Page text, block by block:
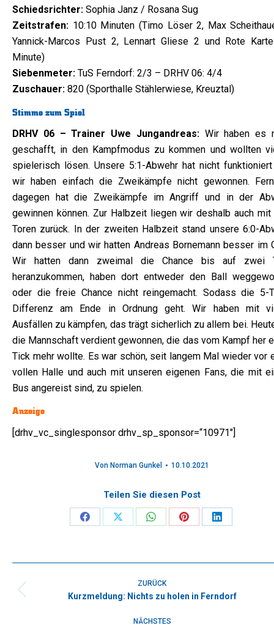
Schiedsrichter: Sophia Janz / Rosana Sug
Zeitstrafen: 10:10 Minuten (Timo Löser 2, Max
Yannick-Marcos Pust 2, Lennart Gliese 2 und Rote
Minute)
Siebenmeter: TuS Ferndorf: 2/3 – DRHV 06: 4/4
Zuschauer: 820 (Sporthalle Stählerwiese, Kreuztal)
Stimme zum Spiel
DRHV 06 – Trainer Uwe Jungandreas:Wir haben es
geschafft, in den Kampfmodus zu kommen und wollten
spielerisch lösen. Unsere 5:1-Abwehr hat nicht
wir haben einfach die Zweikämpfe nicht gewonnen.
dagegen hat die Zweikämpfe im Angriff und in der
gewinnen können. Zur Halbzeit liegen wir deshalb auch
Toren zurück. In der zweiten Halbzeit stand unsere 6:0-
dann besser und wir hatten Andreas Bornemann besser im
Wir hatten dann zweimal die Chance bis auf zwei
heranzukommen, haben dort entweder den Ball
oder die freie Chance nicht reingemacht. Sodass die 5-
Differenz am Ende in Ordnung geht. Wir haben mit
Ausfällen zu kämpfen, das trägt sicherlich zu allem bei.
die Mannschaft verdient gewonnen, die das vom Kampf her
Tick mehr wollte. Es war schön, seit langem Mal wieder vor
vollen Halle und auch mit unseren eigenen Fans, die mit
Bus angereist sind, zu spielen.
Anzeige
[drhv_vc_singlesponsor drhv_sp_sponsor=“10971″]
Von Norman Gunkel 10.10.2021
Teilen Sie diesen Post
Share
Facebook
Share
X
Share
WhatsApp
Share
Pinterest
Share
LinkedIn
ZURÜCK
Vorheriger
Kurzmeldung: Nichts zu holen in Ferndorf
NÄCHSTES